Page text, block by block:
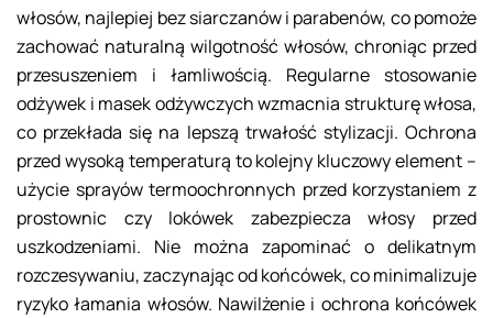
włosów, najlepiej bez siarczanów i parabenów, co pomoże
zachować naturalną wilgotność włosów, chroniąc przed
przesuszeniem i łamliwością. Regularne stosowanie
odżywek i masek odżywczych wzmacnia strukturę włosa,
co przekłada się na lepszą trwałość stylizacji. Ochrona
przed wysoką temperaturą to kolejny kluczowy element –
użycie sprayów termoochronnych przed korzystaniem z
prostownic czy lokówek zabezpiecza włosy przed
uszkodzeniami. Nie można zapominać o delikatnym
rozczesywaniu, zaczynając od końcówek, co minimalizuje
ryzyko łamania włosów. Nawilżenie i ochrona końcówek